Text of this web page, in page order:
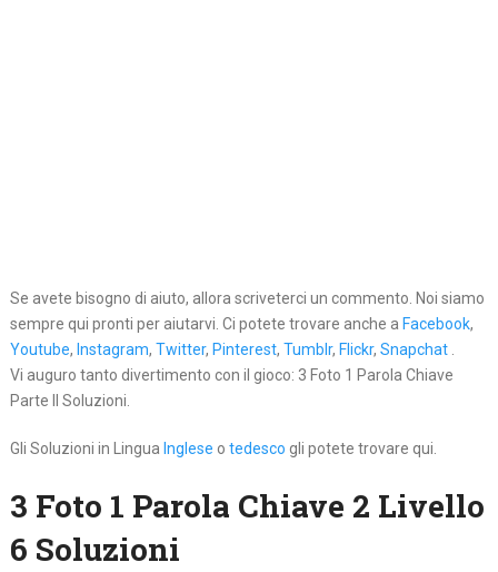
Se avete bisogno di aiuto, allora scriveterci un commento. Noi siamo
sempre qui pronti per aiutarvi. Ci potete trovare anche a Facebook,
Youtube, Instagram, Twitter, Pinterest, Tumblr, Flickr, Snapchat.
Vi auguro tanto divertimento con il gioco: 3 Foto 1 Parola Chiave
Parte II Soluzioni.
Gli Soluzioni in Lingua Inglese o tedesco gli potete trovare qui.
3 Foto 1 Parola Chiave 2 Livello
6 Soluzioni